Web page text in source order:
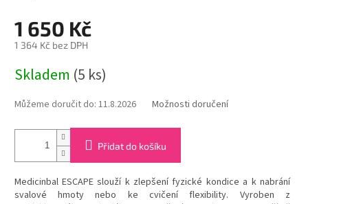
1 650 Kč
1 364 Kč bez DPH
cena:
Skladem (5 ks)
Můžeme doručit do: 11.8.2026 Možnosti doručení
Přidat do košíku
Medicinbal ESCAPE slouží k zlepšení fyzické kondice a k nabrání
svalové hmoty nebo ke cvičení flexibility. Vyroben z